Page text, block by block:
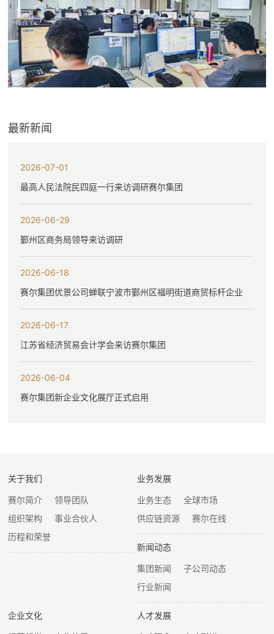
最新新闻
2026-07-01
最高人民法院民四庭一行来访调研赛尔集团
2026-06-29
鄞州区商务局领导来访调研
2026-06-18
赛尔集团优景公司蝉联宁波市鄞州区福明街道商贸标杆企业
2026-06-17
江苏省经济贸易会计学会来访赛尔集团
2026-06-04
赛尔集团新企业文化展厅正式启用
关于我们
赛尔简介
领导团队
组织架构
事业合伙人
历程和荣誉
业务发展
业务生态
全球市场
供应链资源
赛尔在线
新闻动态
集团新闻
子公司动态
行业新闻
企业文化 人才发展